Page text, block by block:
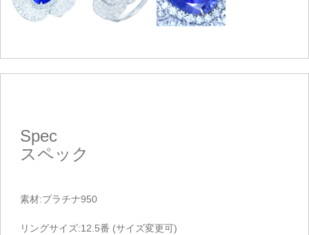
Spec
スペック
素材:プラチナ950
リングサイズ:12.5番 (サイズ変更可)